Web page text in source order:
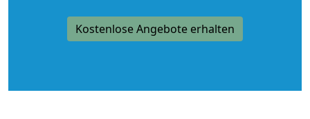
Kostenlose Angebote erhalten